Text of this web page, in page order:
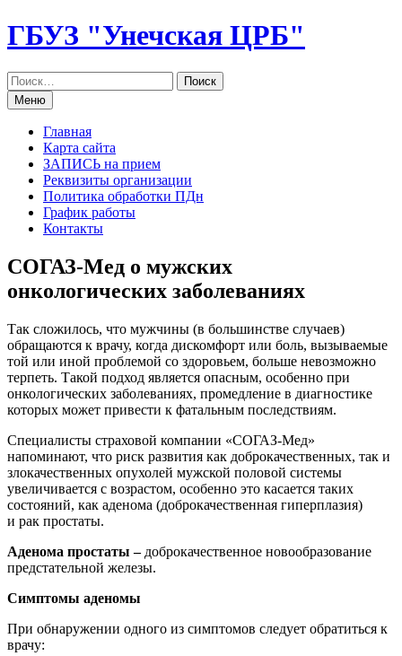
Перейти
к
ГБУЗ "Унечская ЦРБ"
Меню
Главная
Карта сайта
ЗАПИСЬ на прием
Реквизиты организации
Политика обработки ПДн
График работы
Контакты
СОГАЗ-Мед о мужских
онкологических заболеваниях
Так сложилось, что мужчины (в большинстве случаев)
обращаются к врачу, когда дискомфорт или боль, вызываемые
той или иной проблемой со здоровьем, больше невозможно
терпеть. Такой подход является опасным, особенно при
онкологических заболеваниях, промедление в диагностике
которых может привести к фатальным последствиям.
Специалисты страховой компании «СОГАЗ-Мед»
напоминают, что риск развития как доброкачественных, так и
злокачественных опухолей мужской половой системы
увеличивается с возрастом, особенно это касается таких
состояний, как аденома (доброкачественная гиперплазия)
и рак простаты.
Аденома простаты –доброкачественное новообразование
предстательной железы.
Симптомы аденомы
При обнаружении одного из симптомов следует обратиться к
врачу: